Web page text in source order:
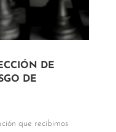
DE
DE
que recibimos